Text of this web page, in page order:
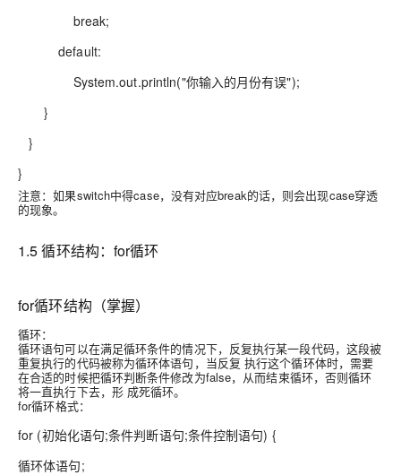
break;
default:
System.out.println("你输入的月份有误");
}
}
}
注意：如果switch中得case，没有对应break的话，则会出现case穿透
的现象。
1.5 循环结构：for循环
for循环结构（掌握）
循环：
循环语句可以在满足循环条件的情况下，反复执行某一段代码，这段被
重复执行的代码被称为循环体语句，当反复 执行这个循环体时，需要
在合适的时候把循环判断条件修改为false，从而结束循环，否则循环
将一直执行下去，形 成死循环。
for循环格式：
for (初始化语句;条件判断语句;条件控制语句) {
循环体语句;